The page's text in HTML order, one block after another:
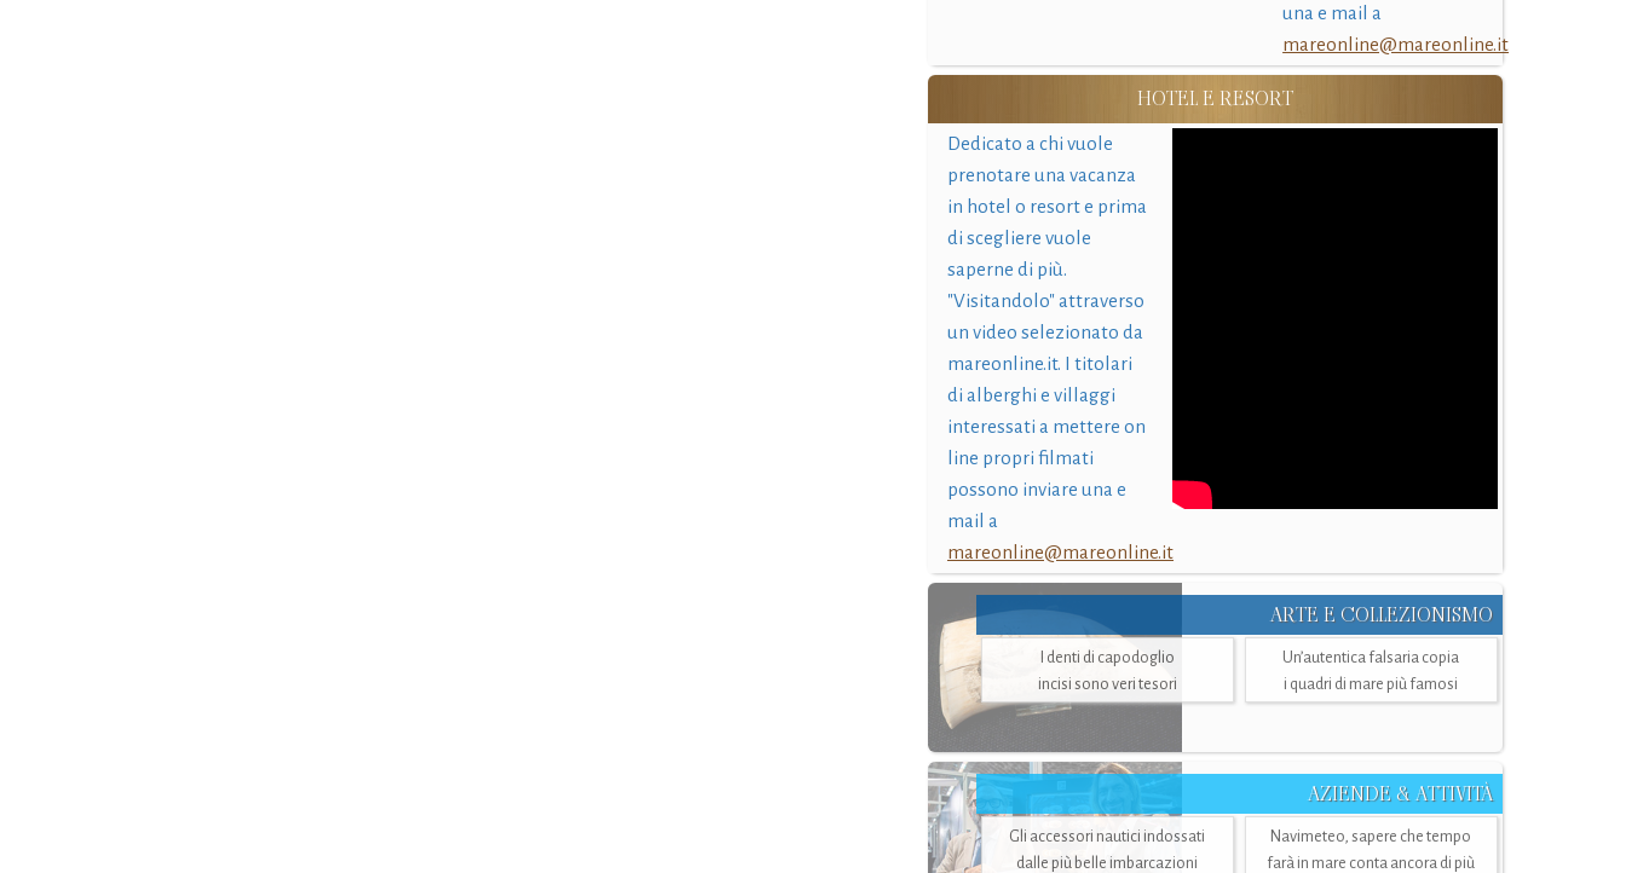
una e mail a
mareonline@mareonline.it
HOTEL E RESORT
Dedicato a chi vuole
prenotare una vacanza
in hotel o resort e prima
di scegliere vuole
saperne di più.
"Visitandolo" attraverso
un video selezionato da
mareonline.it. I titolari
di alberghi e villaggi
interessati a mettere on
line propri filmati
possono inviare una e
mail a
mareonline@mareonline.it
ARTE E COLLEZIONISMO
I denti di capodoglio
incisi sono veri tesori
Un’autentica falsaria copia
i quadri di mare più famosi
AZIENDE & ATTIVITÀ
Gli accessori nautici indossati
dalle più belle imbarcazioni
Navimeteo, sapere che tempo
farà in mare conta ancora di più